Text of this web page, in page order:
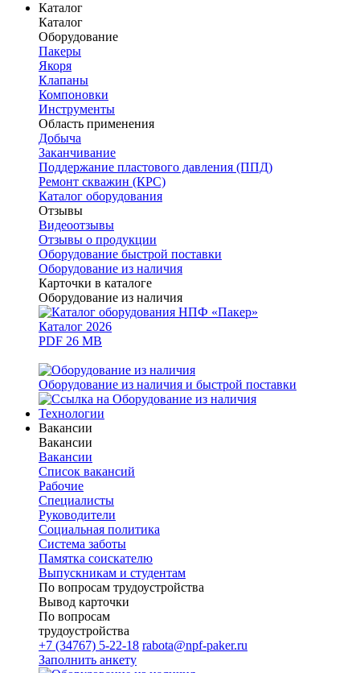
Каталог
Каталог
Оборудование
Пакеры
Якоря
Клапаны
Компоновки
Инструменты
Область применения
Добыча
Заканчивание
Поддержание пластового давления (ППД)
Ремонт скважин (КРС)
Каталог оборудования
Отзывы
Видеоотзывы
Отзывы о продукции
Оборудование быстрой поставки
Оборудование из наличия
Карточки в каталоге
Оборудование из наличия
Каталог 2026
PDF 26 MB
Оборудование из наличия и быстрой поставки
Технологии
Вакансии
Вакансии
Вакансии
Список вакансий
Рабочие
Специалисты
Руководители
Cоциальная политика
Система заботы
Памятка соискателю
Выпускникам и студентам
По вопросам трудоустройства
Вывод карточки
По вопросам
трудоустройства
+7 (34767) 5-22-18 rabota@npf-paker.ru
Заполнить анкету